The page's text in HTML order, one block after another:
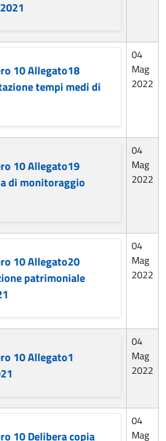
10 Allegato18
tempi medi di
04
Mag
2022
10 Allegato19
di monitoraggio
04
Mag
2022
10 Allegato20
patrimoniale
04
Mag
2022
10 Allegato1
04
Mag
2022
10 Delibera copia
04
Mag